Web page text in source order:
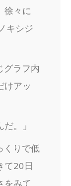
徐々に
キシジ
グラフ内
けアッ
。」
くりで低
て20日
をみて